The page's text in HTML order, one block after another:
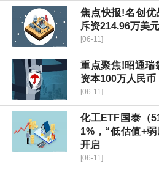
焦点快报!名创优
斥资214.96万美
[06-11]
重点聚焦!昭通瑞
资本100万人民币
[06-11]
化工ETF国泰（
1%，“低估值+
开启
[06-11]